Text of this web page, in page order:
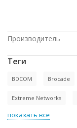
Производитель
Теги
BDCOM Brocade
Extreme Networks
показать все